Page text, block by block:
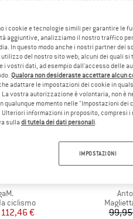
ciclismo
Prezzo
Prezzo ridotto
112,46 €
i cookie e tecnologie simili per garantire le
aggiuntive, analizziamo il nostro traffico
In questo modo anche i nostri partner dei
del nostro sito web; alcuni dei quali
i vostri dati, ad esempio dall'accesso delle
Qualora non desideraste accettare alcun
adattare le impostazioni dei cookie in
vostra autorizzazione è volontaria, non è
qualunque momento nelle "Impostazioni
informazioni in proposito, compresi
sulla di tutela dei dati personali.
IMPOSTAZIONI